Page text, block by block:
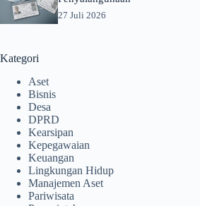
27 Juli 2026
Kategori
Aset
Bisnis
Desa
DPRD
Kearsipan
Kepegawaian
Keuangan
Lingkungan Hidup
Manajemen Aset
Pariwisata